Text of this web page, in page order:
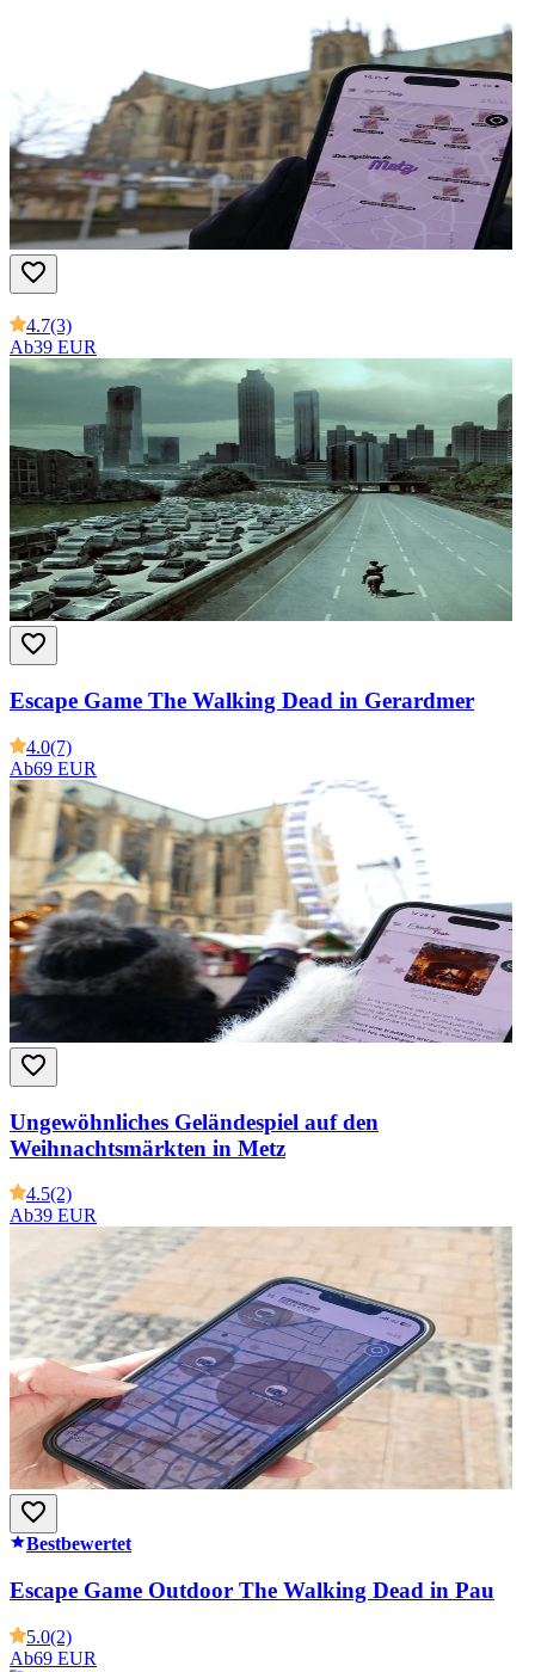
4.7(3)
Ab39 EUR
Escape Game The Walking Dead in Gerardmer
4.0(7)
Ab69 EUR
Ungewöhnliches Geländespiel auf den
Weihnachtsmärkten in Metz
4.5(2)
Ab39 EUR
Bestbewertet
Escape Game Outdoor The Walking Dead in Pau
5.0(2)
Ab69 EUR